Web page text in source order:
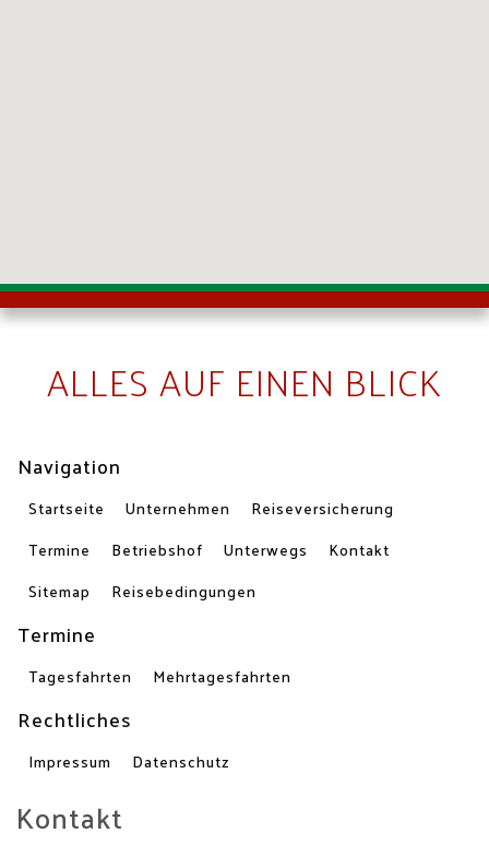
ALLES AUF EINEN BLICK
Navigation
Startseite Unternehmen
Reiseversicherung
Termine
Betriebshof Unterwegs
Kontakt
Sitemap
Reisebedingungen
Termine
Tagesfahrten Mehrtagesfahrten
Rechtliches
Impressum Datenschutz
Kontakt